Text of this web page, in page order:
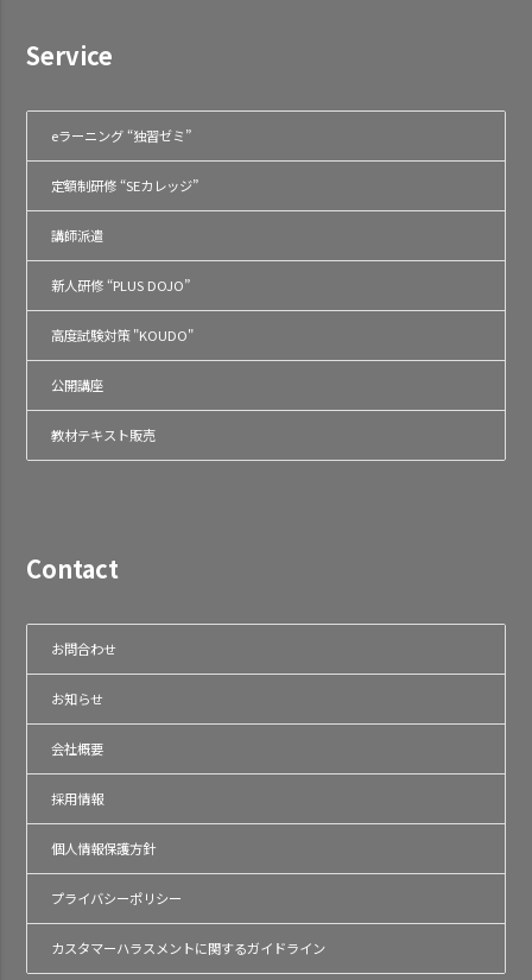
Service
eラーニング “独習ゼミ”
定額制研修 “SEカレッジ”
講師派遣
新人研修 “PLUS DOJO”
高度試験対策 "KOUDO"
公開講座
教材テキスト販売
Contact
お問合わせ
お知らせ
会社概要
採用情報
個人情報保護方針
プライバシーポリシー
カスタマーハラスメントに関するガイドライン